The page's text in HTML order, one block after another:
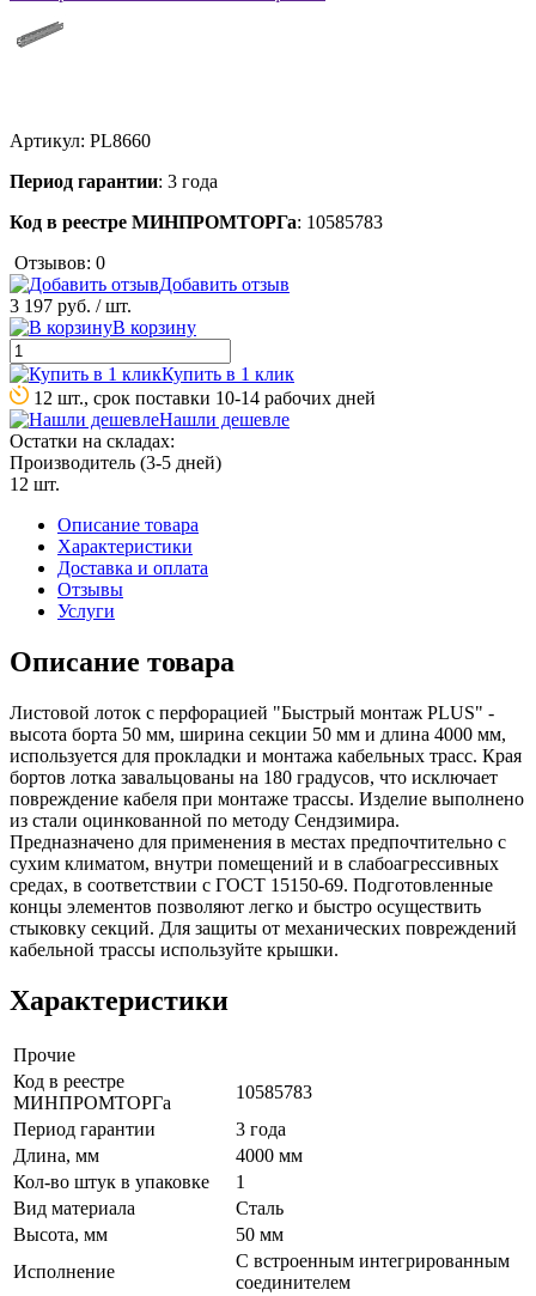
Артикул: PL8660
Период гарантии: 3 года
Код в реестре МИНПРОМТОРГа: 10585783
Отзывов: 0
Добавить отзыв
3 197 руб. / шт.
В корзину
Купить в 1 клик
12 шт., срок поставки 10-14 рабочих дней
Нашли дешевле
Остатки на складах:
Производитель (3-5 дней)
12 шт.
Описание товара
Характеристики
Доставка и оплата
Отзывы
Услуги
Описание товара
Листовой лоток с перфорацией "Быстрый монтаж PLUS" -
высота борта 50 мм, ширина секции 50 мм и длина 4000 мм,
используется для прокладки и монтажа кабельных трасс. Края
бортов лотка завальцованы на 180 градусов, что исключает
повреждение кабеля при монтаже трассы. Изделие выполнено
из стали оцинкованной по методу Сендзимира.
Предназначено для применения в местах предпочтительно с
сухим климатом, внутри помещений и в слабоагрессивных
средах, в соответствии с ГОСТ 15150-69. Подготовленные
концы элементов позволяют легко и быстро осуществить
стыковку секций. Для защиты от механических повреждений
кабельной трассы используйте крышки.
Характеристики
Прочие
Код в реестре
МИНПРОМТОРГа
10585783
Период гарантии
3 года
Длина, мм
4000 мм
Кол-во штук в упаковке
1
Вид материала
Сталь
Высота, мм
50 мм
Исполнение
С встроенным интегрированным
соединителем